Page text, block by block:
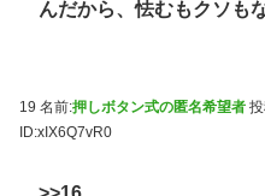
んだから、怯むもクソも
19 名前:押しボタン式の匿名希望者
ID:xIX6Q7vR0